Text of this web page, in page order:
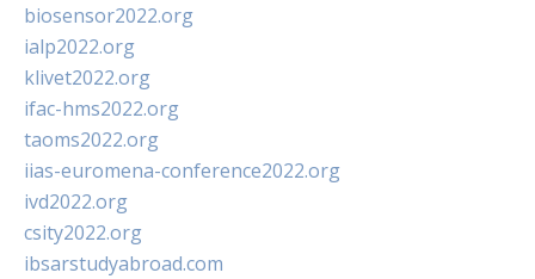
biosensor2022.org
ialp2022.org
klivet2022.org
ifac-hms2022.org
taoms2022.org
iias-euromena-conference2022.org
ivd2022.org
csity2022.org
ibsarstudyabroad.com